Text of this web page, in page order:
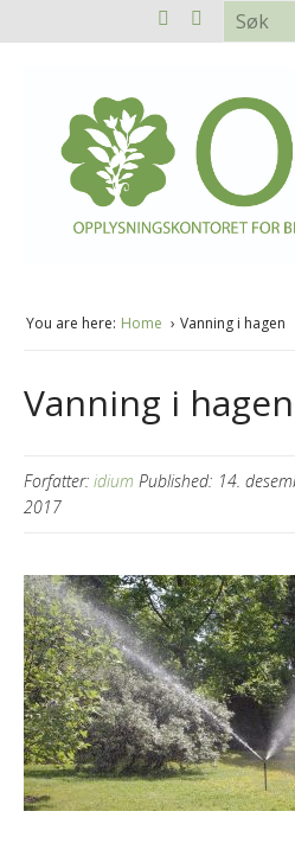
You are here: Home Vanning i hagen
Vanning i hagen
Forfatter: idium Published: 14.
2017